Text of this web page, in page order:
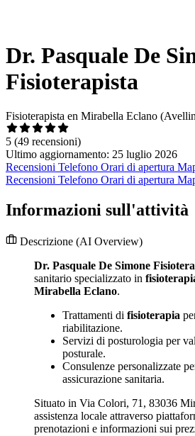
Dr. Pasquale De
Fisioterapista
Fisioterapista en Mirabella Eclano
5 (49 recensioni)
Ultimo aggiornamento: 25 luglio 2026
Recensioni Telefono Orari di apertura
Recensioni Telefono Orari di apertura
Informazioni sull'attività
Descrizione (AI Overview)
Dr. Pasquale De Simone
sanitario specializzato in
Mirabella Eclano.
Trattamenti di fisioterapia
riabilitazione.
Servizi di posturologia per
posturale.
Consulenze personalizzate
assicurazione sanitaria.
Situato in Via Colori, 71, 83036
assistenza locale attraverso
prenotazioni e informazioni sui